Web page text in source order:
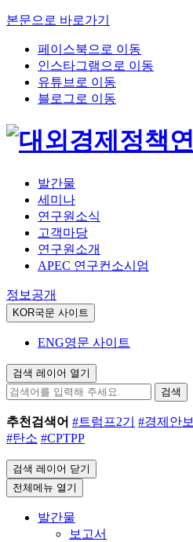
본문으로 바로가기
페이스북으로 이동
인스타그램으로 이동
유튜브로 이동
블로그로 이동
발간물
세미나
연구원소식
고객마당
연구원소개
APEC 연구컨소시엄
정보공개
KOR국문 사이트
ENG영문 사이트
검색 레이어 열기
검색
추천검색어 #트럼프2기 #경제안보
#탄소 #CPTPP
검색 레이어 닫기
전체메뉴 열기
발간물
보고서